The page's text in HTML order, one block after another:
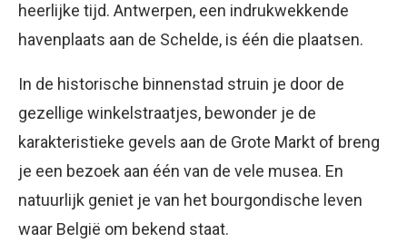
heerlijke tijd. Antwerpen, een indrukwekkende
havenplaats aan de Schelde, is één die plaatsen.
In de historische binnenstad struin je door de
gezellige winkelstraatjes, bewonder je de
karakteristieke gevels aan de Grote Markt of breng
je een bezoek aan één van de vele musea. En
natuurlijk geniet je van het bourgondische leven
waar België om bekend staat.